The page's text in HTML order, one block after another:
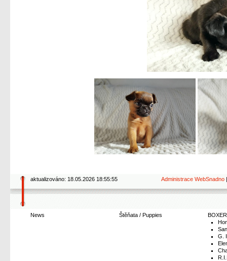
Administrace WebSnadno
aktualizováno: 18.05.2026 18:55:55
News Štěňata / Puppies
BOXER
G.